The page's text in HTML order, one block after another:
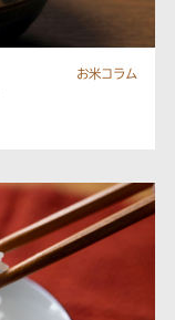
お米コラム